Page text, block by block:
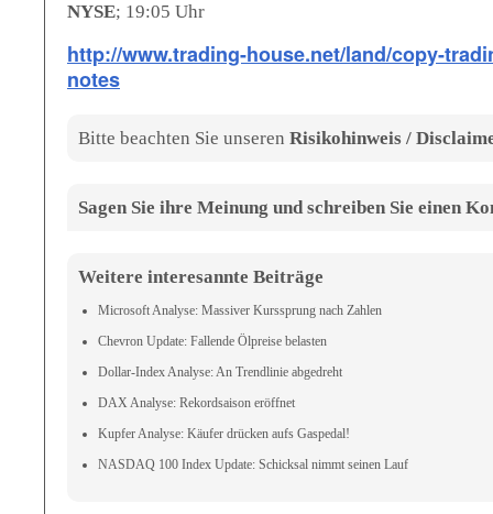
NYSE; 19:05 Uhr
http://www.trading-house.net/land/copy-
notes
Bitte beachten Sie unseren Risikohinweis /
Sagen Sie ihre Meinung und schreiben Sie einen
Weitere interesannte Beiträge
Microsoft Analyse: Massiver Kurssprung nach Zahlen
Chevron Update: Fallende Ölpreise belasten
Dollar-Index Analyse: An Trendlinie abgedreht
DAX Analyse: Rekordsaison eröffnet
Kupfer Analyse: Käufer drücken aufs Gaspedal!
NASDAQ 100 Index Update: Schicksal nimmt seinen Lauf